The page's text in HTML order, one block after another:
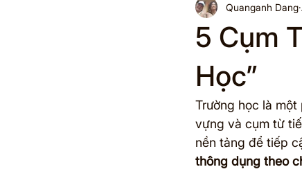
Halloween
Xu hướng học tập
Summer Bridge Back to
5 Cụm
Học”
Quanganh Dang
Trường học là
vựng và cụm từ
nền tảng để tiếp
thông dụng theo